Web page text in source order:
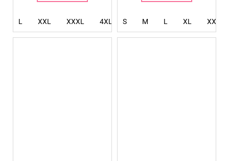
L XXL XXXL 4XL S M L XL XXL